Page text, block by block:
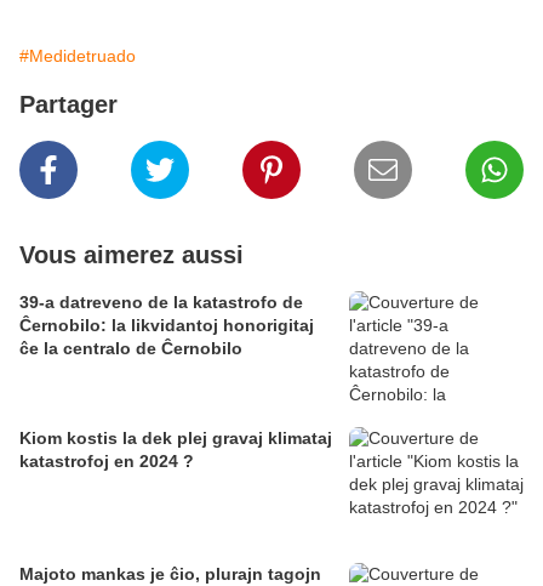
#Medidetruado
Partager
Vous aimerez aussi
39-a datreveno de la katastrofo de
Ĉernobilo: la likvidantoj honorigitaj
ĉe la centralo de Ĉernobilo
Kiom kostis la dek plej gravaj klimataj
katastrofoj en 2024 ?
Majoto mankas je ĉio, plurajn tagojn